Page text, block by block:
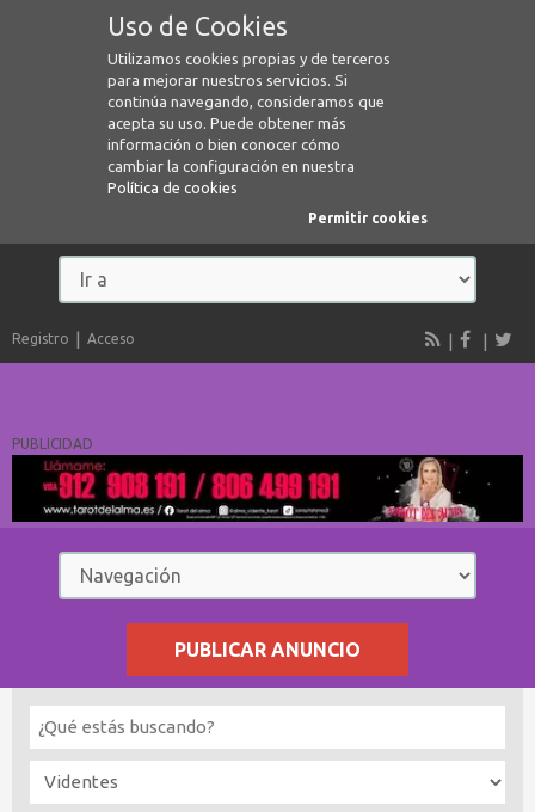
Uso de Cookies
Utilizamos cookies propias y de terceros
para mejorar nuestros servicios. Si
continúa navegando, consideramos que
acepta su uso. Puede obtener más
información o bien conocer cómo
cambiar la configuración en nuestra
Política de cookies
Permitir cookies
Registro Acceso
PUBLICIDAD
PUBLICAR ANUNCIO